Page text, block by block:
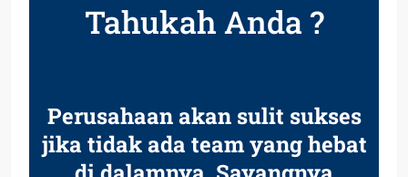
Tahukah Anda ?
Perusahaan akan sulit sukses
jika tidak ada team yang hebat